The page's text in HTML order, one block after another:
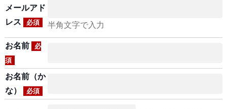
メールアド
レス
必須 半角文字で入力
お名前
必
須
お名前（か
な）
必須